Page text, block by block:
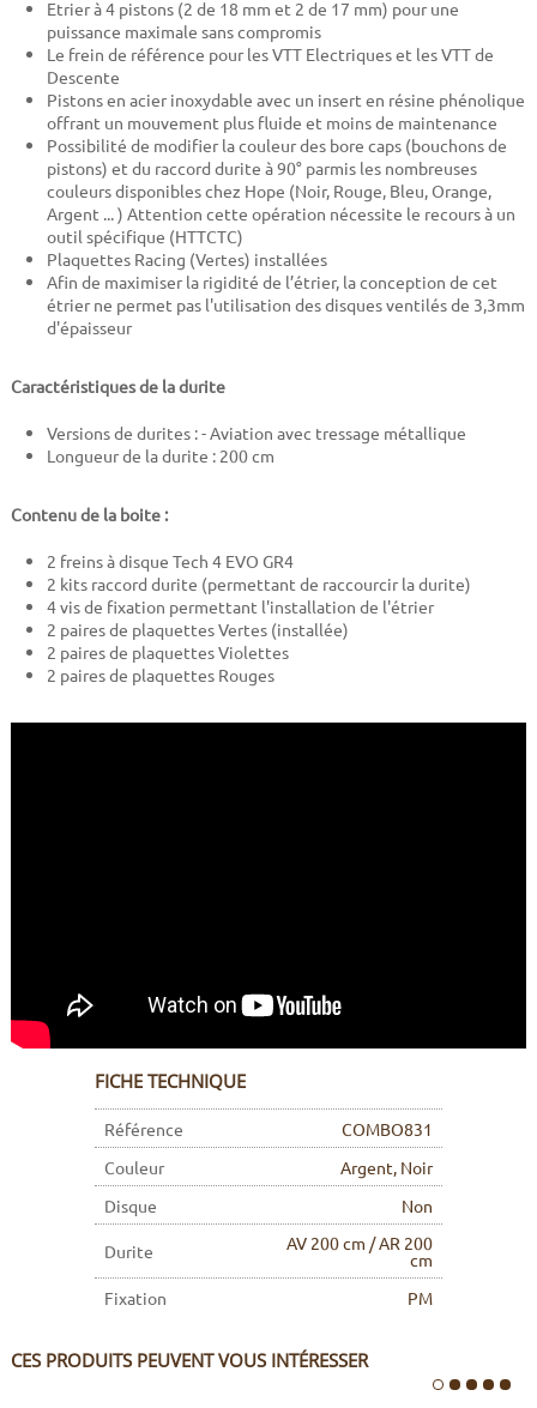
Etrier à 4 pistons (2 de 18 mm et 2 de 17 mm) pour une
puissance maximale sans compromis
Le frein de référence pour les VTT Electriques et les VTT de
Descente
Pistons en acier inoxydable avec un insert en résine phénolique
offrant un mouvement plus fluide et moins de maintenance
Possibilité de modifier la couleur des bore caps (bouchons de
pistons) et du raccord durite à 90° parmis les nombreuses
couleurs disponibles chez Hope (Noir, Rouge, Bleu, Orange,
Argent ... ) Attention cette opération nécessite le recours à un
outil spécifique (HTTCTC)
Plaquettes Racing (Vertes) installées
Afin de maximiser la rigidité de l’étrier, la conception de cet
étrier ne permet pas l'utilisation des disques ventilés de 3,3mm
d'épaisseur
Caractéristiques de la durite
Versions de durites : - Aviation avec tressage métallique
Longueur de la durite : 200 cm
Contenu de la boite :
2 freins à disque Tech 4 EVO GR4
2 kits raccord durite (permettant de raccourcir la durite)
4 vis de fixation permettant l'installation de l'étrier
2 paires de plaquettes Vertes (installée)
2 paires de plaquettes Violettes
2 paires de plaquettes Rouges
FICHE TECHNIQUE
Référence
COMBO831
Couleur
Argent, Noir
Disque
Non
Durite AV 200 cm / AR 200
cm
Fixation
PM
CES PRODUITS PEUVENT VOUS INTÉRESSER